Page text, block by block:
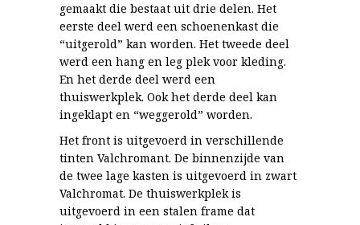
gemaakt die bestaat uit drie delen. Het
eerste deel werd een schoenenkast die
“uitgerold” kan worden. Het tweede deel
werd een hang en leg plek voor kleding.
En het derde deel werd een
thuiswerkplek. Ook het derde deel kan
ingeklapt en “weggerold” worden.
Het front is uitgevoerd in verschillende
tinten Valchromant. De binnenzijde van
de twee lage kasten is uitgevoerd in zwart
Valchromat. De thuiswerkplek is
uitgevoerd in een stalen frame dat